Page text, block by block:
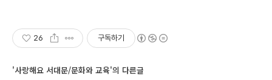
26 구독하기
'사랑해요 서대문/문화와 교육'의 다른글